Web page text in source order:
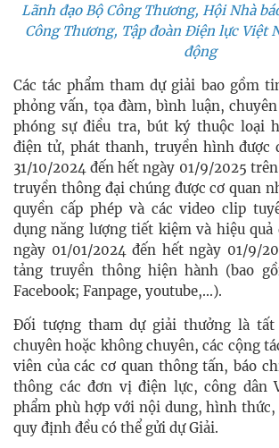
Lãnh đạo Bộ Công Thương, Hội Nhà
Công Thương, Tập đoàn Điện lực Việt
động
Các tác phẩm tham dự giải bao gồm
phỏng vấn, tọa đàm, bình luận,
phóng sự điều tra, bút ký thuộc loại
điện tử, phát thanh, truyền hình được
31/10/2024 đến hết ngày 01/9/2025
truyền thông đại chúng được cơ quan
quyền cấp phép và các video clip
dụng năng lượng tiết kiệm và hiệu quả
ngày 01/01/2024 đến hết ngày 01/9/
tảng truyền thông hiện hành (bao
Facebook; Fanpage, youtube,...).
Đối tượng tham dự giải thưởng là tất
chuyên hoặc không chuyên, các cộng
viên của các cơ quan thông tấn, báo
thông các đơn vị điện lực, công dân
phẩm phù hợp với nội dung, hình thức,
quy định đều có thể gửi dự Giải.